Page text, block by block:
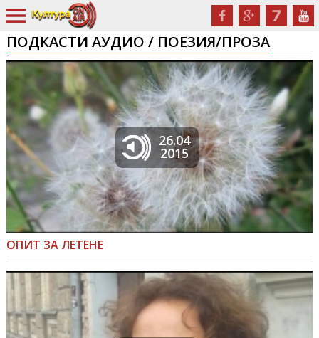
ПОДКАСТИ АУДИО / ПОЕЗИЯ/ПРОЗА
26.04
2015
ОПИТ ЗА ЛЕТЕНЕ